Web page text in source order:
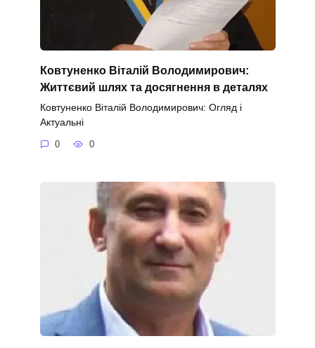
Ковтуненко Віталій Володимирович:
Життєвий шлях та досягнення в деталях
Ковтуненко Віталій Володимирович: Огляд і
Актуальні
0 0